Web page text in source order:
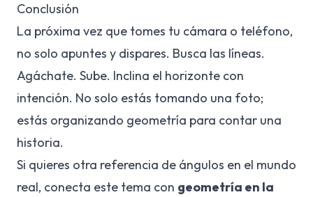
Conclusión
La próxima vez que tomes tu cámara o teléfono,
no solo apuntes y dispares. Busca las líneas.
Agáchate. Sube. Inclina el horizonte con
intención. No solo estás tomando una foto;
estás organizando geometría para contar una
historia.
Si quieres otra referencia de ángulos en el mundo
real, conecta este tema con geometría en la